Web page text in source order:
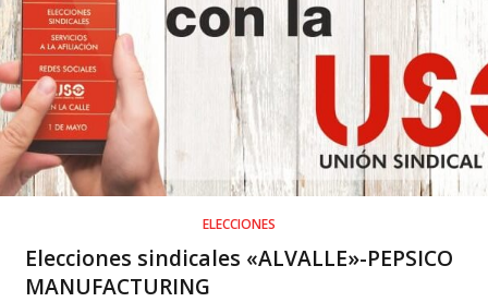
ELECCIONES
Elecciones sindicales «ALVALLE»-PEPSICO
MANUFACTURING